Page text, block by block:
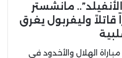
مانشستر
وليفربول يغرق
الهلال والأخدود في